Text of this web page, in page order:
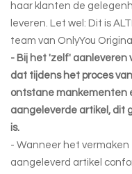
haar klanten de
leveren. Let wel: Dit is
team van OnlyYou
- Bij het 'zelf'
dat tijdens het proces
ontstane mankementen
aangeleverde artikel, dit
is.
- Wanneer het
aangeleverd artikel